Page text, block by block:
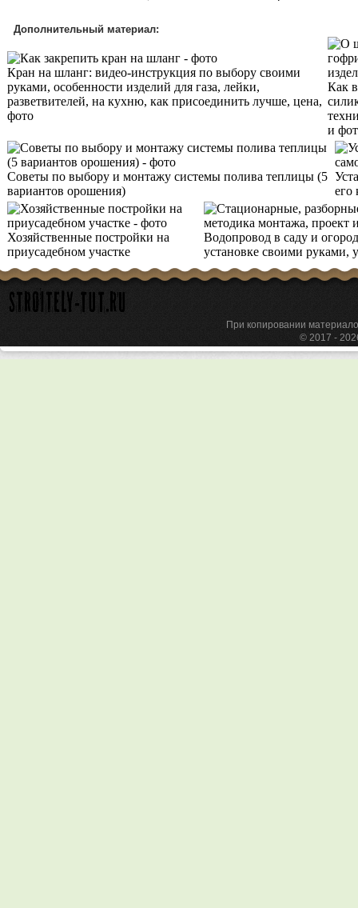
Дополнительный материал:
Кран на шланг: видео-инструкция по выбору своими
руками, особенности изделий для газа, лейки,
разветвителей, на кухню, как присоединить лучше, цена,
фото
Как
и
Cоветы по выбору и монтажу системы полива теплицы (5
вариантов орошения)
его
Хозяйственные постройки на
приусадебном участке
Водопровод в саду и
установке своими руками,
При копировании
© 2017 -